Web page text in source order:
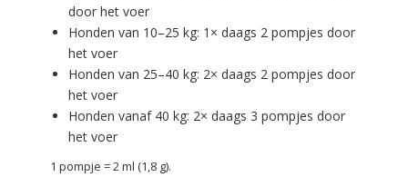
door het voer
Honden van 10–25 kg: 1× daags 2 pompjes door
het voer
Honden van 25–40 kg: 2× daags 2 pompjes door
het voer
Honden vanaf 40 kg: 2× daags 3 pompjes door
het voer
1 pompje = 2 ml (1,8 g).